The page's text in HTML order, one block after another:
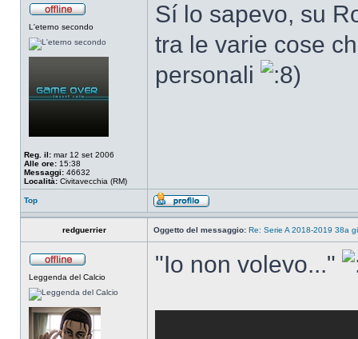
L'eterno secondo
Reg. il: mar 12 set 2006
Alle ore: 15:38
Messaggi: 46632
Località: Civitavecchia (RM)
Sí lo sapevo, su
tra le varie cose
personali
Top
redguerrier Oggetto del messaggio: Re: Serie A 2018-2019 38a
Leggenda del Calcio "Io non volevo..."